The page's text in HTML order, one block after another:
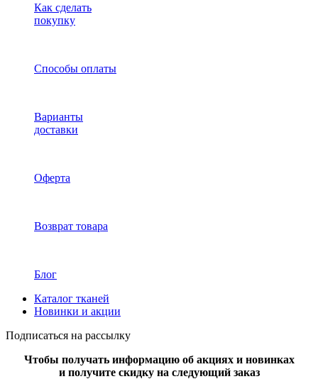
Как сделать
покупку
Способы оплаты
Варианты
доставки
Оферта
Возврат товара
Блог
Каталог тканей
Новинки и акции
Подписаться на рассылку
Чтобы получать информацию об акциях и новинках
и получите скидку на следующий заказ